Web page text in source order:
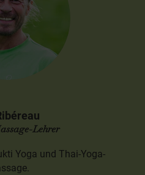
Lehrer
Yoga und Thai-Yoga-